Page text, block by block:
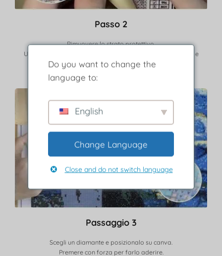
Passo 2
Rimuovere lo strato protettivo.
Usa la legenda per trovare le frese corrispondenti a colore e
simbolo.
Passaggio 3
Scegli un diamante e posizionalo su canva.
Premere con forza per farlo aderire.
Do you want to change the
language to:
English
Change Language
Close and do not switch language